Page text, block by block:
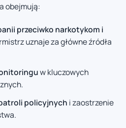
obejmują:
przeciwko narkotykom i
uznaje za główne źródła
w kluczowych
policyjnych i zaostrzenie